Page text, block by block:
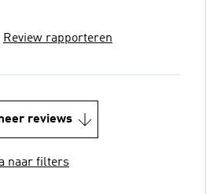
Review rapporteren
reviews
naar filters